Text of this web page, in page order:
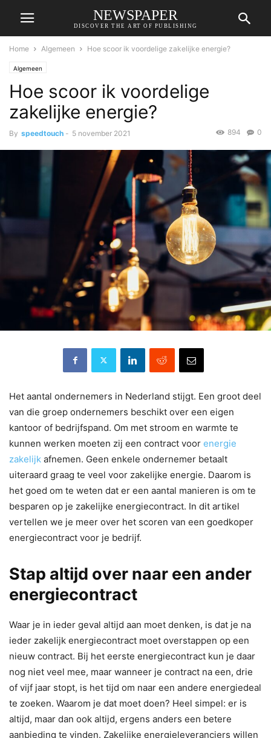
NEWSPAPER
DISCOVER THE ART OF PUBLISHING
Home Algemeen Hoe scoor ik voordelige zakelijke energie?
Algemeen
Hoe scoor ik voordelige
zakelijke energie?
By speedtouch - 5 november 2021 0
894
Het aantal ondernemers in Nederland stijgt. Een groot deel
van die groep ondernemers beschikt over een eigen
kantoor of bedrijfspand. Om met stroom en warmte te
kunnen werken moeten zij een contract voor energie
zakelijk afnemen. Geen enkele ondernemer betaalt
uiteraard graag te veel voor zakelijke energie. Daarom is
het goed om te weten dat er een aantal manieren is om te
besparen op je zakelijke energiecontract. In dit artikel
vertellen we je meer over het scoren van een goedkoper
energiecontract voor je bedrijf.
Stap altijd over naar een ander
energiecontract
Waar je in ieder geval altijd aan moet denken, is dat je na
ieder zakelijk energiecontract moet overstappen op een
nieuw contract. Bij het eerste energiecontract kun je daar
nog niet veel mee, maar wanneer je contract na een, drie
of vijf jaar stopt, is het tijd om naar een andere energiedeal
te zoeken. Waarom je dat moet doen? Heel simpel: er is
altijd, maar dan ook altijd, ergens anders een betere
aanbieding te vinden. Zakelijke energieleveranciers willen